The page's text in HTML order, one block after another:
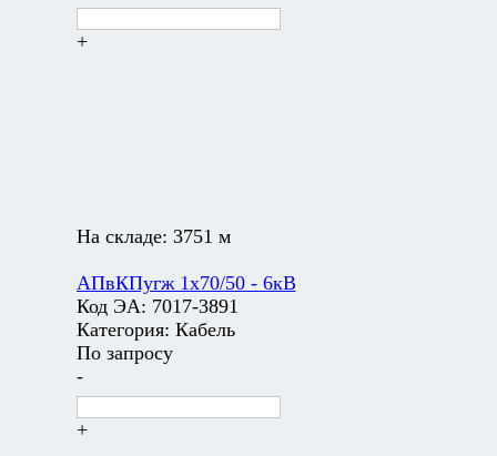
+
На складе: 3751 м
АПвКПугж 1х70/50 - 6кВ
Код ЭА: 7017-3891
Категория: Кабель
По запросу
-
+